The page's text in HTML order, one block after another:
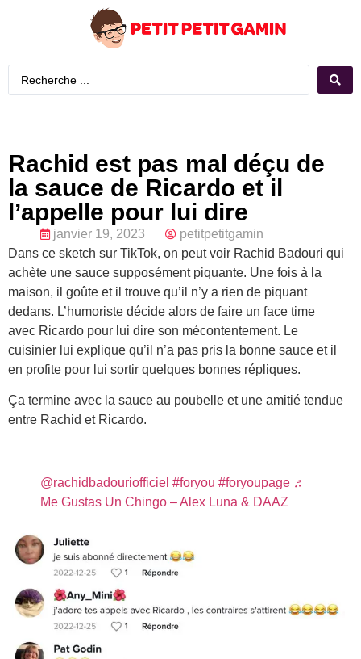
Rachid est pas mal déçu de
la sauce de Ricardo et il
l’appelle pour lui dire
janvier 19, 2023
petitpetitgamin
Dans ce sketch sur TikTok, on peut voir Rachid Badouri qui
achète une sauce supposément piquante. Une fois à la
maison, il goûte et il trouve qu’il n’y a rien de piquant
dedans. L’humoriste décide alors de faire un face time
avec Ricardo pour lui dire son mécontentement. Le
cuisinier lui explique qu’il n’a pas pris la bonne sauce et il
en profite pour lui sortir quelques bonnes répliques.
Ça termine avec la sauce au poubelle et une amitié tendue
entre Rachid et Ricardo.
@rachidbadouriofficiel #foryou #foryoupage ♬
Me Gustas Un Chingo – Alex Luna & DAAZ